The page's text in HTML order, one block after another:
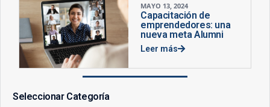
MAYO 13, 2024
Capacitación de
emprendedores: una
nueva meta Alumni
Leer más
Seleccionar Categoría